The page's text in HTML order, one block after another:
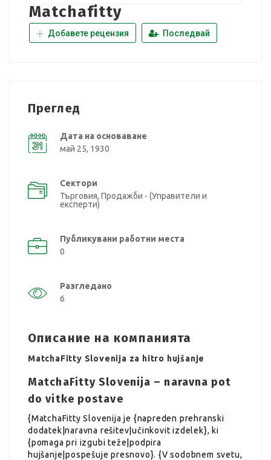
Matchafitty
Добавете рецензия Последвай
Преглед
Дата на основаване
май 25, 1930
Сектори
Търговия, Продажби - (Управители и
експерти)
Публикувани работни места
0
Разгледано
6
Описание на компанията
MatchaFitty Slovenija za hitro hujšanje
MatchaFitty Slovenija – naravna pot
do vitke postave
{MatchaFitty Slovenija je {napreden prehranski
dodatek|naravna rešitev|učinkovit izdelek}, ki
{pomaga pri izgubi teže|podpira
hujšanje|pospešuje presnovo}. {V sodobnem svetu,